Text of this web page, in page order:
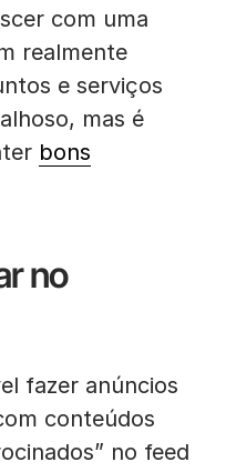
com uma
realmente
e serviços
mas é
bons
no
fazer anúncios
conteúdos
no feed